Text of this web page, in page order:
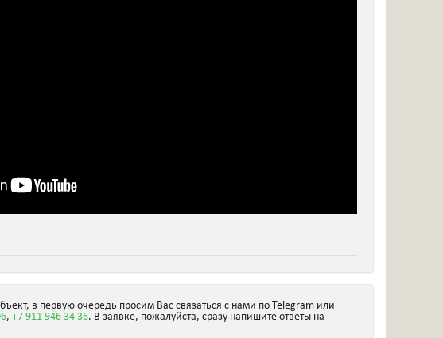
в первую очередь просим Вас связаться с нами по Telegram или
, +7 911 946 34 36. В заявке, пожалуйста, сразу напишите ответы на